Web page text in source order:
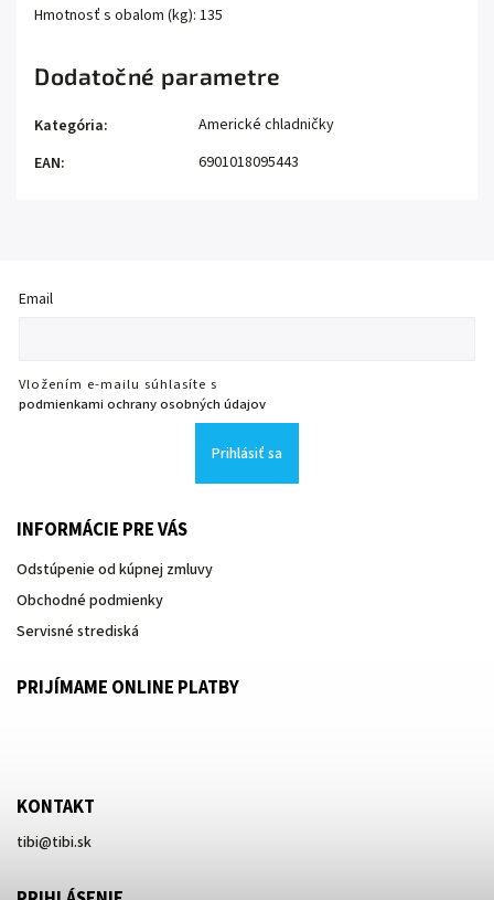
Hmotnosť s obalom (kg): 135
Dodatočné parametre
Kategória:
Americké chladničky
EAN: 6901018095443
Email
Vložením e-mailu súhlasíte s
podmienkami ochrany osobných údajov
Prihlásiť sa
INFORMÁCIE PRE VÁS
Odstúpenie od kúpnej zmluvy
Obchodné podmienky
Servisné strediská
PRIJÍMAME ONLINE PLATBY
KONTAKT
tibi@tibi.sk